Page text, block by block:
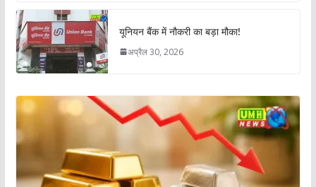
यूनियन बैंक में नौकरी का बड़ा मौका!
अप्रैल 30, 2026